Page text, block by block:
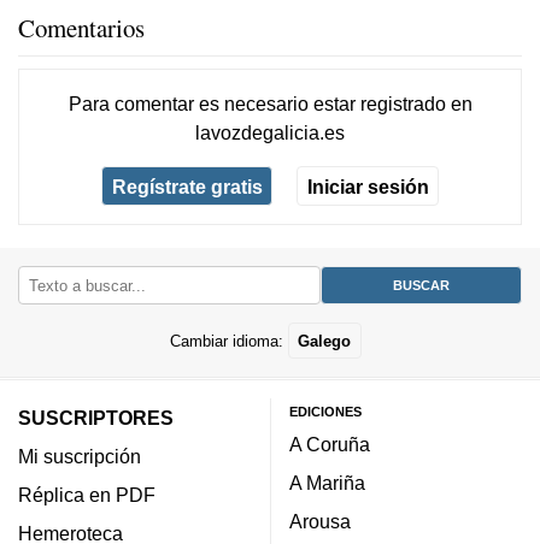
Comentarios
Para comentar es necesario estar registradoen
lavozdegalicia.es
Regístrate gratis Iniciar sesión
Cambiar idioma: Galego
SUSCRIPTORES
Mi suscripción
Réplica en PDF
Hemeroteca
EDICIONES
A Coruña
A Mariña
Arousa